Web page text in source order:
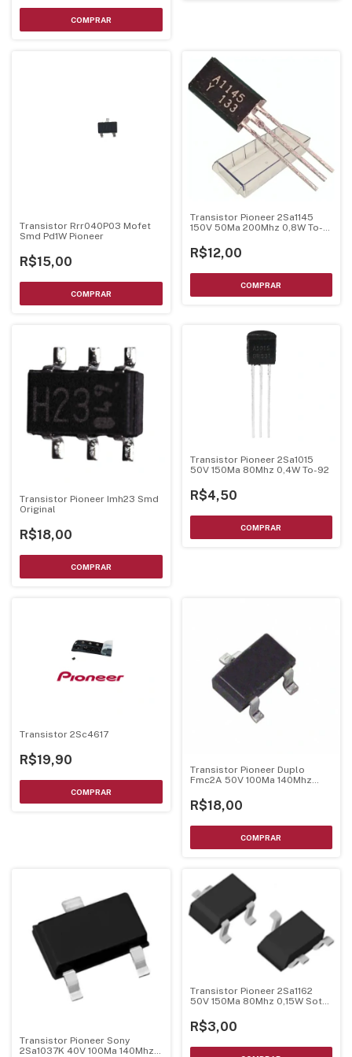
Transistor Rrr040P03 Mofet
Smd Pd1W Pioneer
R$15,00
Transistor Pioneer 2Sa1145
150V 50Ma 200Mhz 0,8W To-
R$12,00
Transistor Pioneer Imh23 Smd
Original
R$18,00
Transistor Pioneer 2Sa1015
50V 150Ma 80Mhz 0,4W To-92
R$4,50
Transistor 2Sc4617
R$19,90
Transistor Pioneer Duplo
Fmc2A 50V 100Ma 140Mhz
R$18,00
Transistor Pioneer Sony
2Sa1037K 40V 100Ma 140Mhz
Transistor Pioneer 2Sa1162
50V 150Ma 80Mhz 0,15W Sot-
R$3,00